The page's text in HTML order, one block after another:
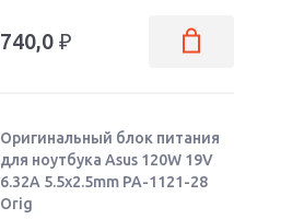
740,0 ₽
Оригинальный блок питания
для ноутбука Asus 120W 19V
6.32A 5.5x2.5mm PA-1121-28
Orig